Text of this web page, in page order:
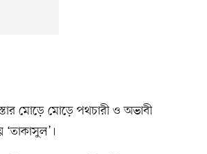
মোড়ে মোড়ে পথচারী ও অভাবী